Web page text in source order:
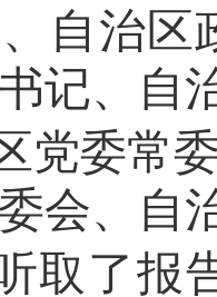
自治区
记、自
党委常
会、自
取了报